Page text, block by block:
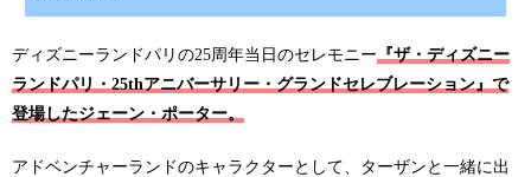
ディズニーランドパリの25周年当日のセレモニー 『ザ・ディズニー
ランドパリ・25thアニバーサリー・グランドセレブレーション』で
登場したジェーン・ポーター。
アドベンチャーランドのキャラクターとして、ターザンと一緒に出